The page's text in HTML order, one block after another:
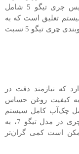
استفاده روزمره بسیار مناسب است. سرویس چری تیگو 5 شامل
تعلیق است که به
دلیل فراوانی قطعات در بازار، هزینه تعمیر جلوبندی چری تیگو 5 نسبت
که نیازمند دقت در
کیفیت روغن حساس
سرویس اولیه چری تیگو 7 شامل چک‌آپ کامل سیستم
توربو است. همچنین قیمت لوازم مصرفی چری در مدل تیگو 7، به
است کمی گران‌تر